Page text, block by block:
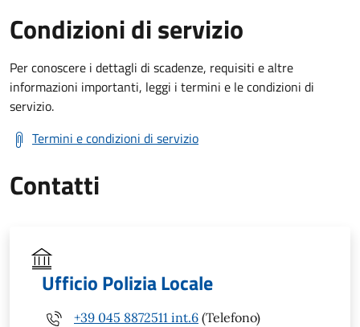
Condizioni di servizio
Per conoscere i dettagli di scadenze, requisiti e altre
informazioni importanti, leggi i termini e le condizioni di
servizio.
Termini e condizioni di servizio
Contatti
Ufficio Polizia Locale
+39 045 8872511 int.6 (Telefono)